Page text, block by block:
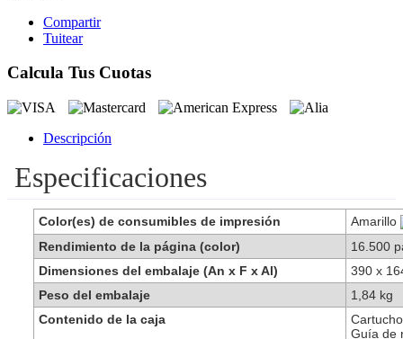
Compartir
Tuitear
Calcula Tus Cuotas
Descripción
Especificaciones
Color(es) de consumibles de impresión
Amarillo
Rendimiento de la página (color)
16.500
Dimensiones del embalaje (An x F x Al)
390 x
Peso del embalaje
1,84 kg
Contenido de la caja
Guía de